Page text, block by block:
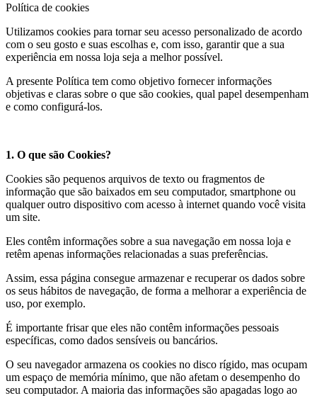
Política de cookies
Utilizamos cookies para tornar seu acesso personalizado de acordo
com o seu gosto e suas escolhas e, com isso, garantir que a sua
experiência em nossa loja seja a melhor possível.
A presente Política tem como objetivo fornecer informações
objetivas e claras sobre o que são cookies, qual papel desempenham
e como configurá-los.
1. O que são Cookies?
Cookies são pequenos arquivos de texto ou fragmentos de
informação que são baixados em seu computador, smartphone ou
qualquer outro dispositivo com acesso à internet quando você visita
um site.
Eles contêm informações sobre a sua navegação em nossa loja e
retêm apenas informações relacionadas a suas preferências.
Assim, essa página consegue armazenar e recuperar os dados sobre
os seus hábitos de navegação, de forma a melhorar a experiência de
uso, por exemplo.
É importante frisar que eles não contêm informações pessoais
específicas, como dados sensíveis ou bancários.
O seu navegador armazena os cookies no disco rígido, mas ocupam
um espaço de memória mínimo, que não afetam o desempenho do
seu computador. A maioria das informações são apagadas logo ao